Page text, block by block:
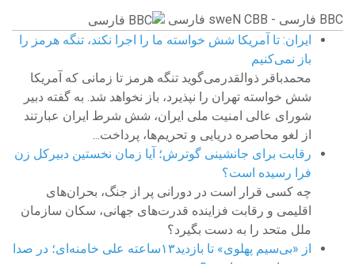
BBC ‮فارسی - BBC News فارسی
ایران: تا آمریکا شش خواسته ما را اجرا نکند، تنگه هرمز را
باز نمی‌کنیم
محمدباقر ذوالقدرمی‌گوید تنگه هرمز تا زمانی که آمریکا
شش خواسته تهران را نپذیرد، باز نخواهد شد. به گفته دبیر
شورای عالی امنیت ملی ایران، شش شرط ایران عبارتند
از لغو محاصره دریایی و تحریم‌ها، پرداخت...
رقابت برای جانشینی گوترش؛ آیا زمان نخستین دبیرکل زن
فرا رسیده است؟
چه کسی قرار است در دورانی پر از جنگ، بحران‌های
اقلیمی و رقابت فزاینده قدرت‌های جهانی، سکان سازمان
ملل متحد را به دست بگیرد؟
از «بی‌سیم پهلوی» تا بازدید۱۳ساعته علی خامنه‌ای؛ در صدا